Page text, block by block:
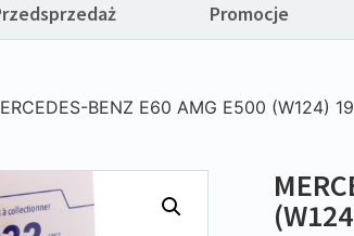
Promocje
BENZ E60 AMG E500 (W124)